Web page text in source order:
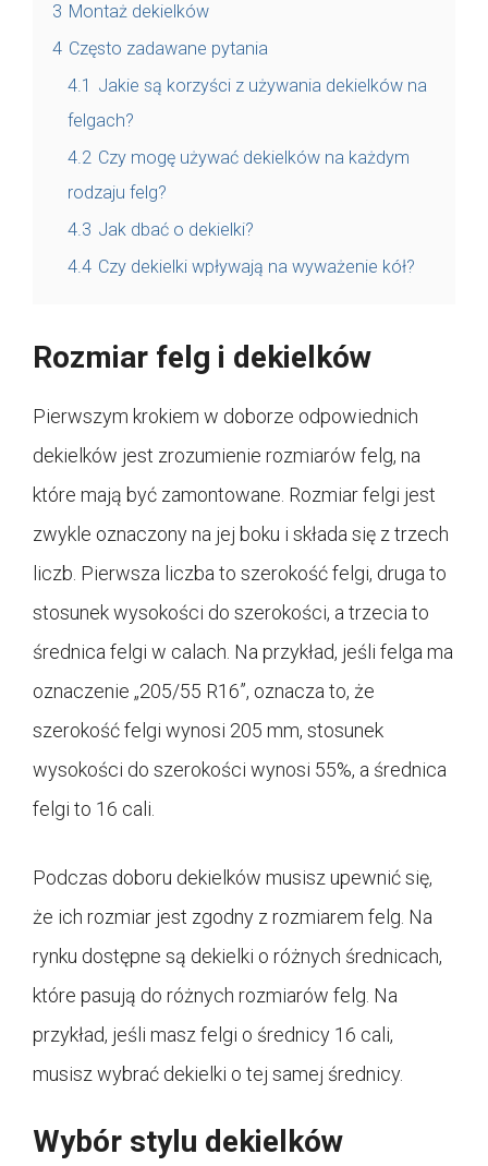
3 Montaż dekielków
4 Często zadawane pytania
4.1
Jakie są korzyści z używania dekielków na
felgach?
4.2 Czy mogę używać dekielków na każdym
rodzaju felg?
4.3 Jak dbać o dekielki?
4.4 Czy dekielki wpływają na wyważenie kół?
Rozmiar felg i dekielków
Pierwszym krokiem w doborze odpowiednich
dekielków jest zrozumienie rozmiarów felg, na
które mają być zamontowane. Rozmiar felgi jest
zwykle oznaczony na jej boku i składa się z trzech
liczb. Pierwsza liczba to szerokość felgi, druga to
stosunek wysokości do szerokości, a trzecia to
średnica felgi w calach. Na przykład, jeśli felga ma
oznaczenie „205/55 R16”, oznacza to, że
szerokość felgi wynosi 205 mm, stosunek
wysokości do szerokości wynosi 55%, a średnica
felgi to 16 cali.
Podczas doboru dekielków musisz upewnić się,
że ich rozmiar jest zgodny z rozmiarem felg. Na
rynku dostępne są dekielki o różnych średnicach,
które pasują do różnych rozmiarów felg. Na
przykład, jeśli masz felgi o średnicy 16 cali,
musisz wybrać dekielki o tej samej średnicy.
Wybór stylu dekielków